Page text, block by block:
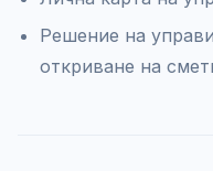
Решение на
откриване на